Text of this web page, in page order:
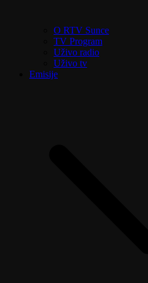
O RTV Sunce
TV Program
Uživo radio
Uživo tv
Emisije